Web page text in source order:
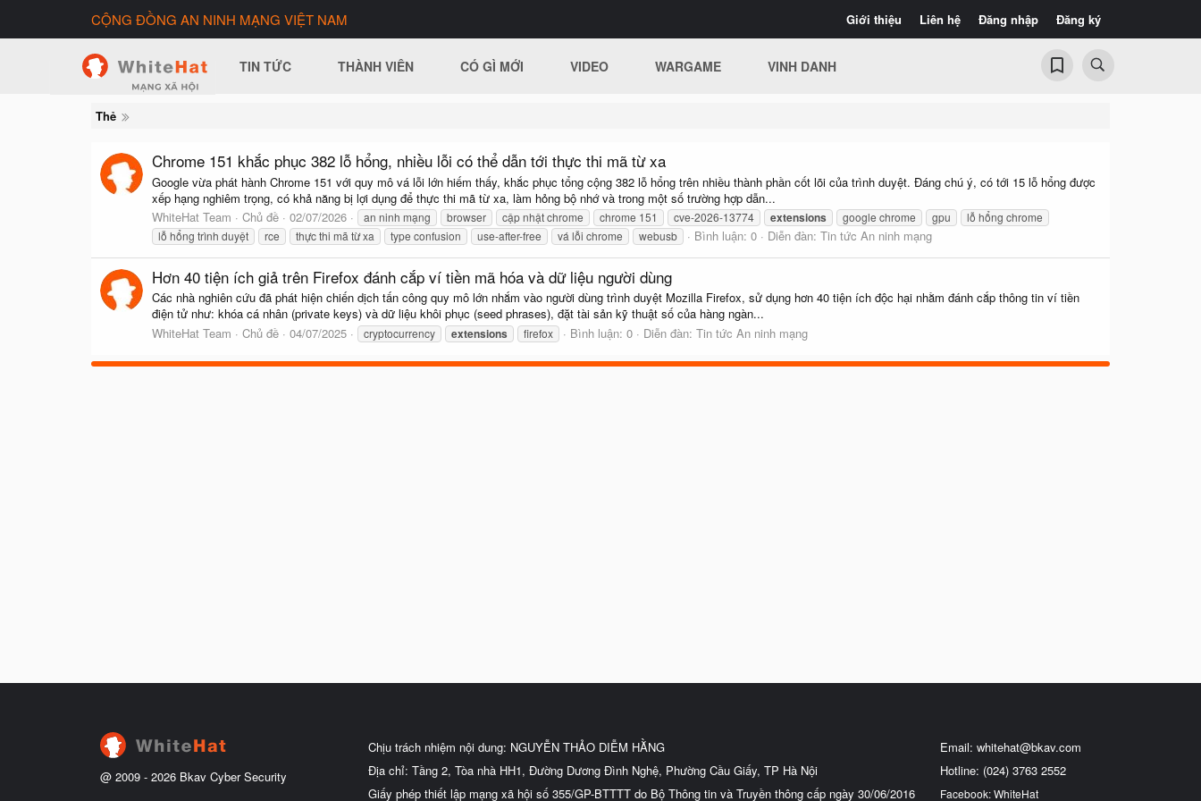
Giới thiệu Liên hệ Đăng nhập Đăng ký
CỘNG ĐỒNG AN NINH MẠNG VIỆT NAM
TIN TỨC THÀNH VIÊN CÓ GÌ MỚI VIDEO WARGAME VINH DANH
Thẻ
Chrome 151 khắc phục 382 lỗ hổng, nhiều lỗi có thể dẫn tới thực thi mã từ xa
Google vừa phát hành Chrome 151 với quy mô vá lỗi lớn hiếm thấy, khắc phục tổng cộng 382 lỗ hổng trên nhiều thành phần cốt lõi của trình duyệt. Đáng chú ý, có tới 15 lỗ hổng được
xếp hạng nghiêm trọng, có khả năng bị lợi dụng để thực thi mã từ xa, làm hỏng bộ nhớ và trong một số trường hợp dẫn...
WhiteHat Team
Chủ đề 02/07/2026 an ninh mạng browser cập nhật chrome chrome 151 cve-2026-13774 extensions google chrome gpu
lỗ hổng chrome
lỗ hổng trình duyệt
rce thực thi mã từ xa type confusion use-after-free vá lỗi chrome webusb Bình luận: 0 Diễn đàn: Tin tức An ninh mạng
Hơn 40 tiện ích giả trên Firefox đánh cắp ví tiền mã hóa và dữ liệu người dùng
Các nhà nghiên cứu đã phát hiện chiến dịch tấn công quy mô lớn nhắm vào người dùng trình duyệt Mozilla Firefox, sử dụng hơn 40 tiện ích độc hại nhằm đánh cắp thông tin ví tiền
điện tử như: khóa cá nhân (private keys) và dữ liệu khôi phục (seed phrases), đặt tài sản kỹ thuật số của hàng ngàn...
WhiteHat Team
Chủ đề 04/07/2025 cryptocurrency extensions firefox Bình luận: 0 Diễn đàn: Tin tức An ninh mạng
@ 2009 - 2026 Bkav Cyber Security
Chịu trách nhiệm nội dung: NGUYỄN THẢO DIỄM HẰNG
Địa chỉ: Tầng 2, Tòa nhà HH1, Đường Dương Đình Nghệ, Phường Cầu Giấy, TP Hà Nội
Giấy phép thiết lập mạng xã hội số 355/GP-BTTTT do Bộ Thông tin và Truyền thông cấp ngày 30/06/2016
Email: whitehat@bkav.com
Hotline: (024) 3763 2552
Facebook: WhiteHat